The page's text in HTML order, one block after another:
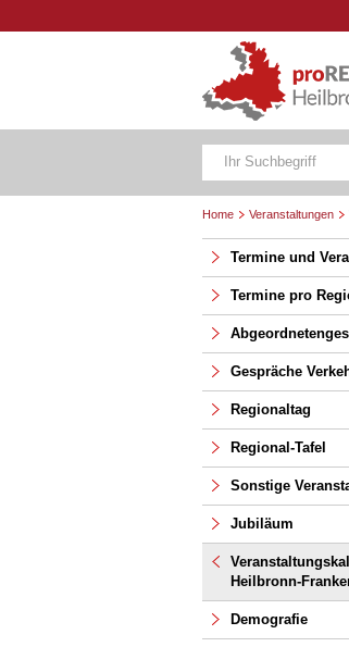
Home Veranstaltungen
Termine und
Termine pro
Gespräche
Regionaltag
Regional-Tafel
Sonstige
Jubiläum
Heilbronn-
Demografie